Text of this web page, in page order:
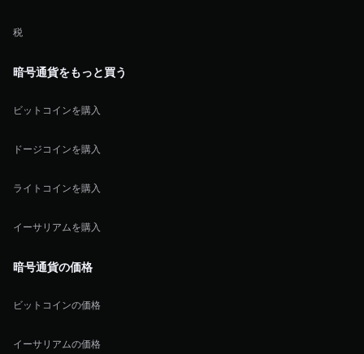
税
暗号通貨をもっと買う
ビットコインを購入
ドージコインを購入
ライトコインを購入
イーサリアムを購入
暗号通貨の価格
ビットコインの価格
イーサリアムの価格